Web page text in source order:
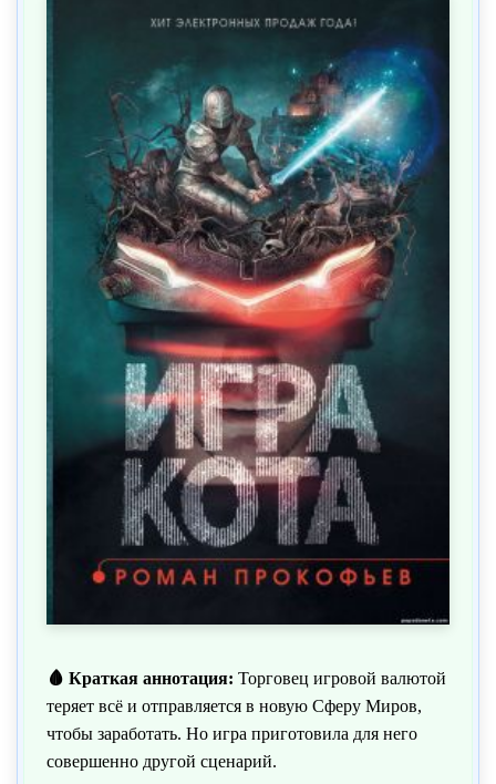
🩸 Краткая аннотация: Торговец игровой валютой
теряет всё и отправляется в новую Сферу Миров,
чтобы заработать. Но игра приготовила для него
совершенно другой сценарий.